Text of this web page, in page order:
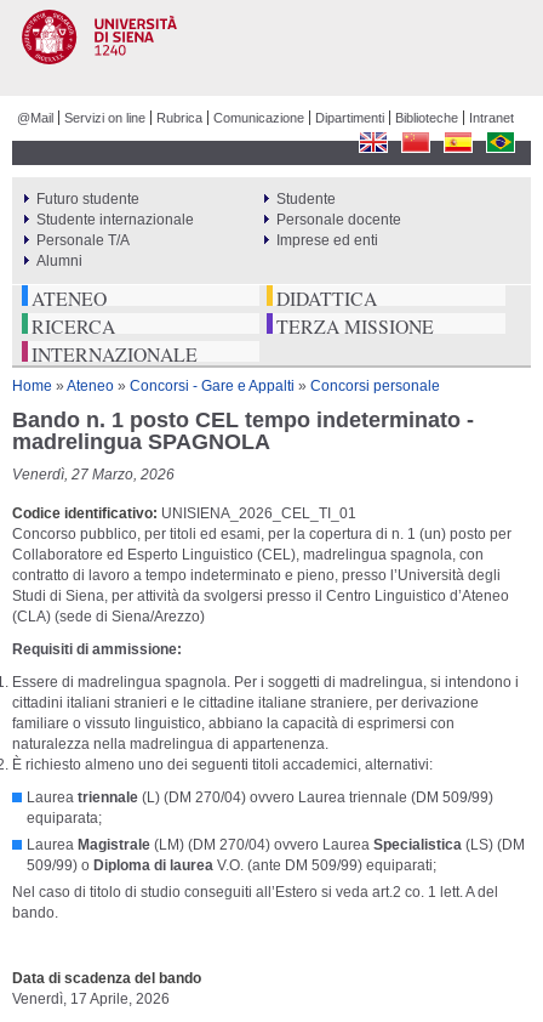
@Mail Servizi on line Rubrica Comunicazione Dipartimenti Biblioteche Intranet
ATENEO
DIDATTICA
RICERCA
TERZA MISSIONE
INTERNAZIONALE
PERCORSI
Futuro studente
Studente
Studente internazionale
Personale docente
Personale T/A
Imprese ed enti
Alumni
Tu sei qui
Home » Ateneo » Concorsi - Gare e Appalti » Concorsi personale
Bando n. 1 posto CEL tempo indeterminato -
madrelingua SPAGNOLA
Venerdì, 27 Marzo, 2026
Codice identificativo UNISIENA_2026_CEL_TI_01
Concorso pubblico, per titoli ed esami, per la copertura di n. 1 (un) posto per
Collaboratore ed Esperto Linguistico (CEL), madrelingua spagnola, con
contratto di lavoro a tempo indeterminato e pieno, presso l’Università degli
Studi di Siena, per attività da svolgersi presso il Centro Linguistico d’Ateneo
(CLA) (sede di Siena/Arezzo)
Requisiti di ammissione:
Essere di madrelingua spagnola. Per i soggetti di madrelingua, si intendono i
cittadini italiani stranieri e le cittadine italiane straniere, per derivazione
familiare o vissuto linguistico, abbiano la capacità di esprimersi con
naturalezza nella madrelingua di appartenenza.
È richiesto almeno uno dei seguenti titoli accademici, alternativi:
Laurea triennale (L) (DM 270/04) ovvero Laurea triennale (DM 509/99)
equiparata;
Laurea Magistrale (LM) (DM 270/04) ovvero Laurea Specialistica (LS) (DM
509/99) o Diploma di laurea V.O. (ante DM 509/99) equiparati;
Nel caso di titolo di studio conseguiti all’Estero si veda art.2 co. 1 lett. A del
bando.
Data di scadenza del bando
Venerdì, 17 Aprile, 2026